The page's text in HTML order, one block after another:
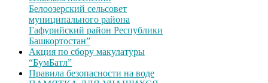
Белоозерский сельсовет
муниципального района
Гафурийский район Республики
Башкортостан”
Акция по сбору макулатуры
“БумБатл”
Правила безопасности на воде